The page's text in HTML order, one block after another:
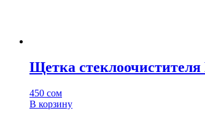
Щетка стеклоочистителя
450 сом
В корзину